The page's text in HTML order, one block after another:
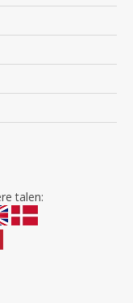
talen: